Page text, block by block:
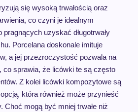
się wysoką trwałością oraz
co czyni je idealnym
uzyskać długotrwały
Porcelana doskonale imituje
a jej przezroczystość pozwala na
co sprawia, że licówki te są często
Z kolei licówki kompozytowe są
która również może przynieść
Choć mogą być mniej trwałe niż